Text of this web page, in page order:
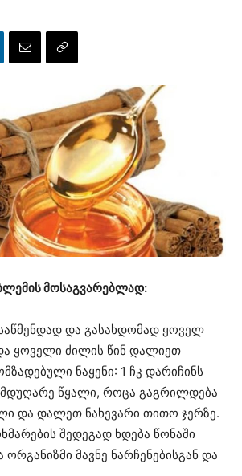
მოსაგვარებლად:
და გასახდომად ყოველ
ყოველი ძილის წინ დალიეთ
ნაყენი: 1 ჩკ დარიჩინს
წყალი, როცა გაგრილდება
და დალეთ ნახევარი თითო ჯერზე.
შედეგად ხდება წონაში
ორგანიზმი მავნე ნარჩენებისგან და